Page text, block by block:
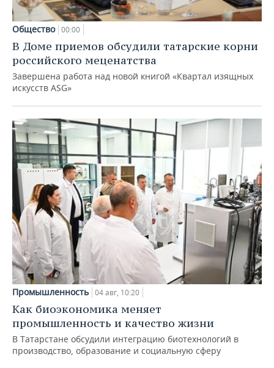
Общество 00:00
В Доме приемов обсудили татарские корни
российского меценатства
Завершена работа над новой книгой «Квартал изящных
искусств ASG»
Промышленность 04 авг, 10:20
Как биоэкономика меняет
промышленность и качество жизни
В Татарстане обсудили интеграцию биотехнологий в
производство, образование и социальную сферу